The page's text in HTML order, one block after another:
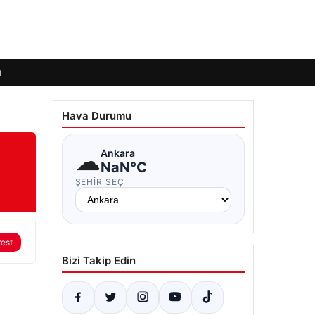
Hava Durumu
☁Ankara
NaN°C
ŞEHIR SEÇ
Bizi Takip Edin